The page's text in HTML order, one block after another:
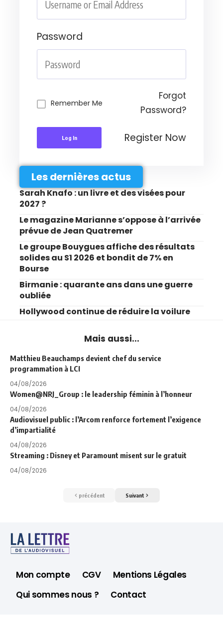
Password
Remember Me
Forgot
Password?
Log In Register Now
Les dernières actus
Sarah Knafo : un livre et des visées pour
2027 ?
Le magazine Marianne s’oppose à l’arrivée
prévue de Jean Quatremer
Le groupe Bouygues affiche des résultats
solides au S1 2026 et bondit de 7% en
Bourse
Birmanie : quarante ans dans une guerre
oubliée
Hollywood continue de réduire la voilure
Mais aussi...
Matthieu Beauchamps devient chef du service
programmation à LCI
04/08/2026
Women@NRJ_Group : le leadership féminin à l’honneur
04/08/2026
Audiovisuel public : l’Arcom renforce fortement l’exigence
d’impartialité
04/08/2026
Streaming : Disney et Paramount misent sur le gratuit
04/08/2026
précédent Suivant
Mon compte CGV
Mentions Légales
Qui sommes nous ?
Contact